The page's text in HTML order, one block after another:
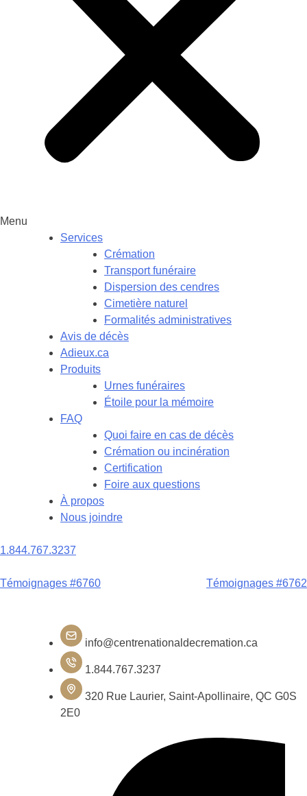
Menu
Services
Crémation
Transport funéraire
Dispersion des cendres
Cimetière naturel
Formalités administratives
Avis de décès
Adieux.ca
Produits
Urnes funéraires
Étoile pour la mémoire
FAQ
Quoi faire en cas de décès
Crémation ou incinération
Certification
Foire aux questions
À propos
Nous joindre
1.844.767.3237
Navigation
Témoignages #6760 Témoignages #6762
info@centrenationaldecremation.ca
1.844.767.3237
320 Rue Laurier, Saint-Apollinaire, QC G0S
2E0